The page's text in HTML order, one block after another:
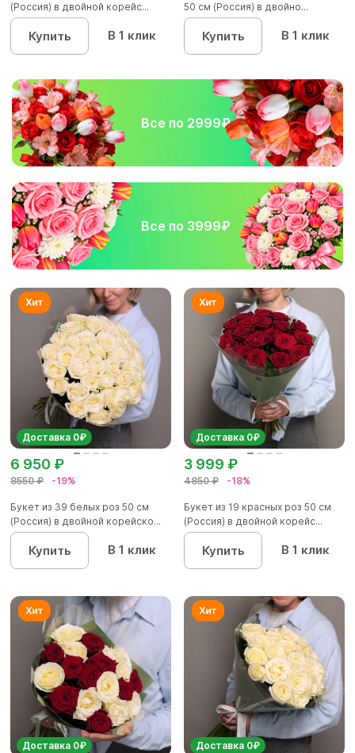
(Россия) в двойной корейс...
Купить В 1 клик
50 см (Россия) в двойно...
Купить В 1 клик
Все по 2999₽
Все по 3999₽
Доставка 0₽
8550 ₽ -19%
6 950 ₽
Букет из 39 белых роз 50 см
(Россия) в двойной корейско...
Купить В 1 клик
Доставка 0₽
4850 ₽ -18%
3 999 ₽
Букет из 19 красных роз 50 см
(Россия) в двойной корейс...
Купить В 1 клик
Доставка 0₽ Доставка 0₽